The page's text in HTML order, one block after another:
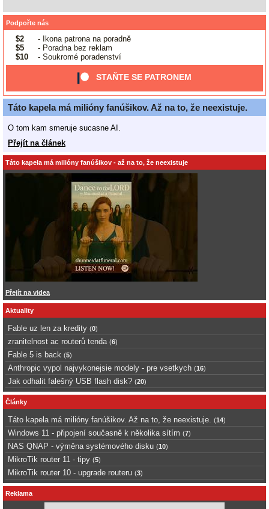
Podpořte nás
$2
- Ikona patrona na poradně
$5
- Poradna bez reklam
$10
- Soukromé poradenství
STAŇTE SE PATRONEM
Táto kapela má milióny fanúšikov. Až na to, že neexistuje.
O tom kam smeruje sucasne AI.
Přejít na článek
Táto kapela má milióny fanúšikov - až na to, že neexistuje
Přejít na videa
Aktuality
Fable uz len za kredity (0)
zranitelnost ac routerů tenda (6)
Fable 5 is back (5)
Anthropic vypol najvykonejsie modely - pre vsetkych (16)
Jak odhalit falešný USB flash disk? (20)
Články
Táto kapela má milióny fanúšikov. Až na to, že neexistuje. (14)
Windows 11 - připojení současně k několika sítím (7)
NAS QNAP - výměna systémového disku (10)
MikroTik router 11 - tipy (5)
MikroTik router 10 - upgrade routeru (3)
Reklama